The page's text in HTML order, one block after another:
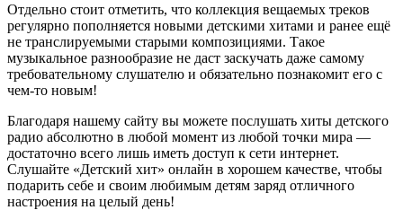
Отдельно стоит отметить, что коллекция вещаемых треков
регулярно пополняется новыми детскими хитами и ранее ещё
не транслируемыми старыми композициями. Такое
музыкальное разнообразие не даст заскучать даже самому
требовательному слушателю и обязательно познакомит его с
чем-то новым!
Благодаря нашему сайту вы можете послушать хиты детского
радио абсолютно в любой момент из любой точки мира —
достаточно всего лишь иметь доступ к сети интернет.
Слушайте «Детский хит» онлайн в хорошем качестве, чтобы
подарить себе и своим любимым детям заряд отличного
настроения на целый день!